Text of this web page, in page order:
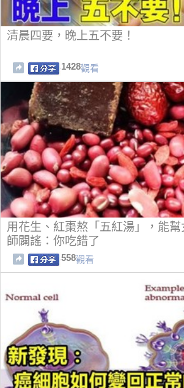
清晨四要，晚上五不要！
1428觀看
用花生、紅棗熬「五紅湯」，能
師闢謠：你吃錯了
558觀看